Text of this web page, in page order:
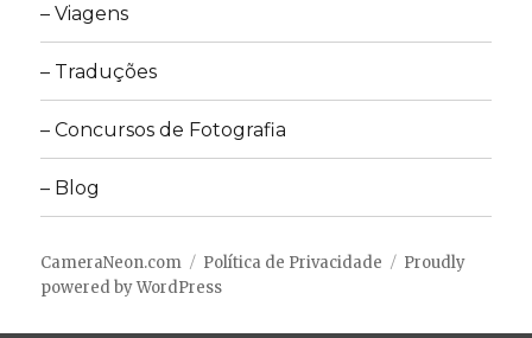
– Viagens
– Traduções
– Concursos de Fotografia
– Blog
CameraNeon.com Política de Privacidade
Proudly
powered by WordPress